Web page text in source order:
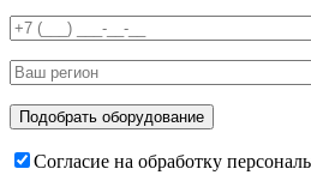
Согласие на обработку